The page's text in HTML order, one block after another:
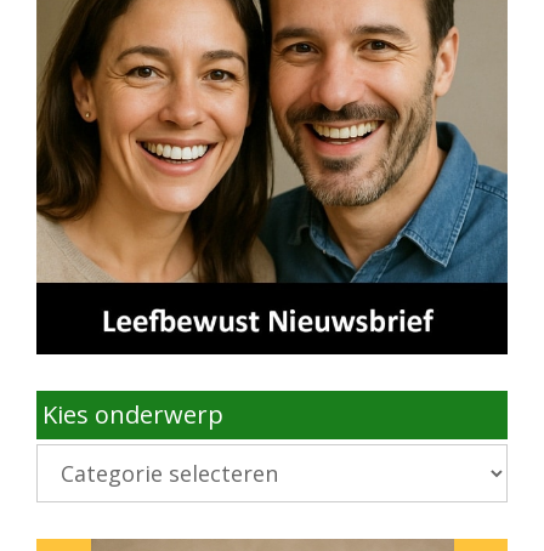
Kies onderwerp
Kies
onderwerp